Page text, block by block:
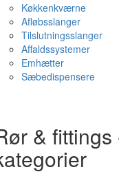
Køkkenkværne
Afløbsslanger
Tilslutningsslanger
Affaldssystemer
Emhætter
Sæbedispensere
& fittings